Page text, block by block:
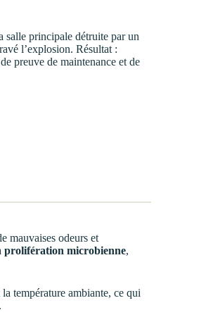
salle principale détruite par un
l’explosion. Résultat :
preuve de maintenance et de
mauvaises odeurs et
prolifération microbienne,
température ambiante, ce qui